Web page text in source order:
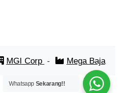
MGI Corp - Mega Baja
Whatsapp Sekarang!!